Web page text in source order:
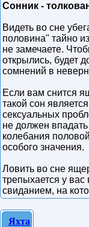
Сонник -
Видеть во сне
половина" тайно
не замечаете.
открылись, будет
сомнений в
Если вам снится
такой сон
сексуальных
не должен
колебания
особого значения.
Ловить во сне
трепыхается у вас
свиданием, на
Яхта